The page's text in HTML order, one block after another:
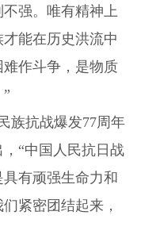
强。唯有精神上
能在历史洪流中
作斗争，是物质
抗战爆发77周年
“中国人民抗日战
有顽强生命力和
紧密团结起来，